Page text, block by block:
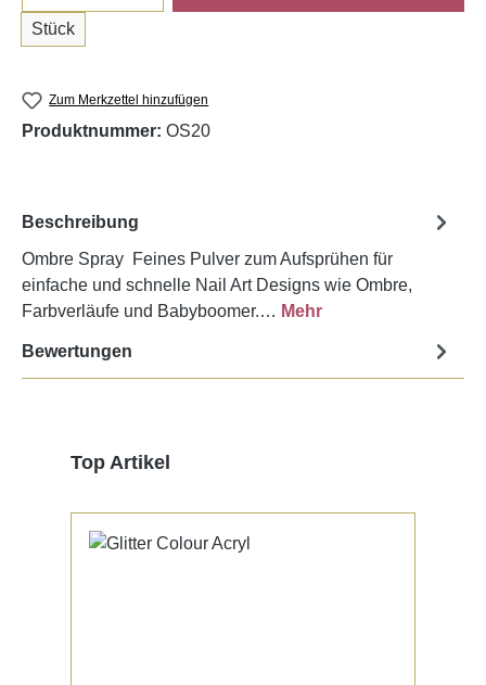
Stück
Zum Merkzettel hinzufügen
Produktnummer: OS20
Beschreibung
Ombre Spray Feines Pulver zum Aufsprühen für
einfache und schnelle Nail Art Designs wie Ombre,
Farbverläufe und Babyboomer.… Mehr
Bewertungen
Produktgalerie überspringen
Top Artikel